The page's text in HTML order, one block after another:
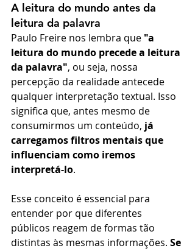
A leitura do mundo antes da
leitura da palavra
Paulo Freire nos lembra que "a
leitura do mundo precede a leitura
da palavra", ou seja, nossa
percepção da realidade antecede
qualquer interpretação textual. Isso
significa que, antes mesmo de
consumirmos um conteúdo, já
carregamos filtros mentais que
influenciam como iremos
interpretá-lo.
Esse conceito é essencial para
entender por que diferentes
públicos reagem de formas tão
distintas às mesmas informações. Se